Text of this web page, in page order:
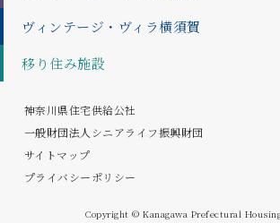
ヴィンテージ・ヴィラ横須賀
移り住み施設
神奈川県住宅供給公社
一般財団法人シニアライフ振興財団
サイトマップ
プライバシーポリシー
Copyright © Kanagawa Prefectural